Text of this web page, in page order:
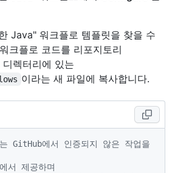
Java" 워크플로 템플릿을 찾을 수
크플로 코드를 리포지토리
디렉터리에 있는
이라는 새 파일에 복사합니다.
GitHub에서 인증되지 않은 작업을
서 제공하며